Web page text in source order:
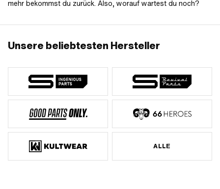
mehr bekommst du zurück. Also, worauf wartest du noch?
Unsere beliebtesten Hersteller
ALLE